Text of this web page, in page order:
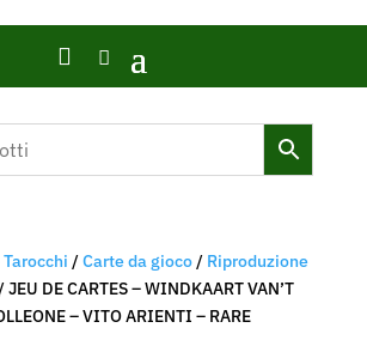

/Carte da gioco/ Riproduzione
DE CARTES – WINDKAART VAN’T
– VITO ARIENTI – RARE